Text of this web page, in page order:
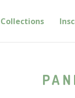
Collections